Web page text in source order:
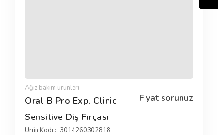
Ağız bakım ürünleri
Fiyat sorunuz
Oral B Pro Exp. Clinic
Sensitive Diş Fırçası
Ürün Kodu: 3014260302818